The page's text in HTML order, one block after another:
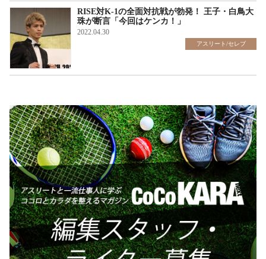
RISE対K-1の全面対抗戦が勃発！ 王子・白鳥大
珠が断言「今回はケンカ！」
2022.04.30
アスリート/セレブ